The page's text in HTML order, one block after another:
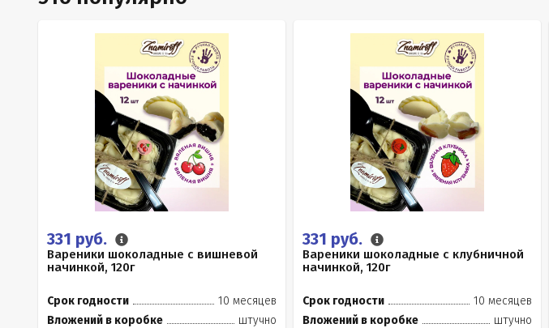
331 руб.
Вареники шоколадные с вишневой
начинкой, 120г
Срок годности
10 месяцев
Вложений в коробке
штучно
331 руб.
Вареники шоколадные с клубничной
начинкой, 120г
Срок годности
10 месяцев
Вложений в коробке
штучно